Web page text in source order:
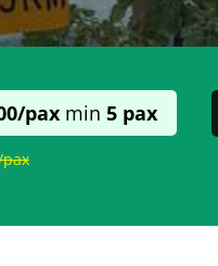
paxmin 5 pax